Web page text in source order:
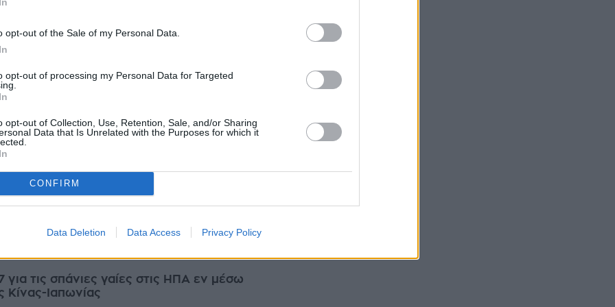
opt-out of the Sale of my Personal Data.
opt-out of processing my Personal Data for Targeted
opt-out of Collection, Use, Retention, Sale, and/or Sharing
Data that Is Unrelated with the Purposes for which it
CONFIRM
Data Deletion Data Access Privacy Policy
στην Κίνα, παρά τη μεγάλη άνοδο των τιμών που προκάλεσε ο
2026
χαλκού-πετρελαίου φέρνει αναβαθμίσεις
από BofA
στις τιμές των βασικών εμπορευμάτων οδηγεί σε βαθιά
Η εκρηκτι...
2026
για τις σπάνιες γαίες στις ΗΠΑ εν μέσω
Κίνας-Ιαπωνίας